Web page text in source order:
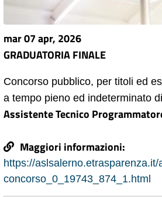
mar 07 apr, 2026
GRADUATORIA FINALE
Concorso pubblico, per titoli ed
a tempo pieno ed indeterminato di
Assistente Tecnico
Maggiori informazioni:
https://
concorso_0_19743_874_1.html